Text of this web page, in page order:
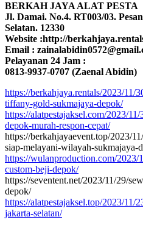
BERKAH JAYA ALAT PESTA
Jl. Damai. No.4. RT003/03.
Selatan. 12330
Website :http://
Email :
Pelayanan 24 Jam :
0813-9937-0707 (Zaenal Abidin)
https://berkahjaya.rentals/2023/11/
tiffany-gold-sukmajaya-depok/
https://alatpestajaksel.com/2023/
depok-murah-respon-cepat/
https://berkahjayaevent.top/2023/
siap-melayani-wilayah-sukmajaya-
https://wulanproduction.com/2023/
custom-beji-depok/
https://seventent.net/2023/11/29/
depok/
https://alatpestajaksel.top/2023/11/
jakarta-selatan/